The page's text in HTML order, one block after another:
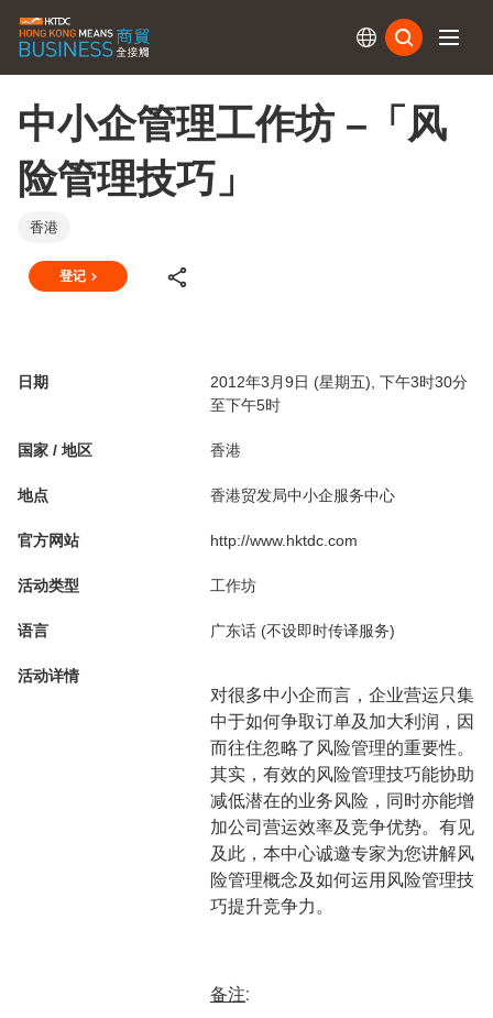
中小企管理工作坊 –「风
险管理技巧」
香港
登记
日期
2012年3月9日 (星期五), 下午3时30分
至下午5时
国家 / 地区 香港
地点 香港贸发局中小企服务中心
官方网站 http://www.hktdc.com
活动类型 工作坊
语言 广东话 (不设即时传译服务)
活动详情
对很多中小企而言，企业营运只集
中于如何争取订单及加大利润，因
而往住忽略了风险管理的重要性。
其实，有效的风险管理技巧能协助
减低潜在的业务风险，同时亦能增
加公司营运效率及竞争优势。有见
及此，本中心诚邀专家为您讲解风
险管理概念及如何运用风险管理技
巧提升竞争力。
备注: